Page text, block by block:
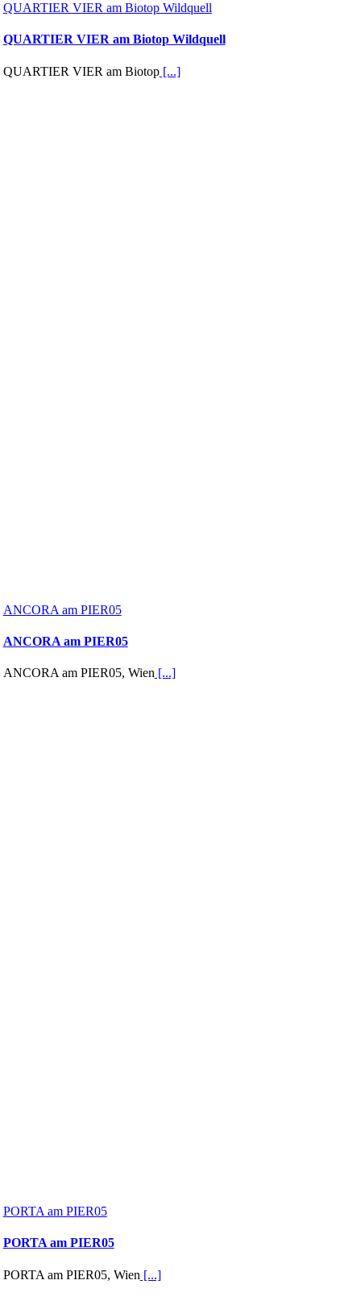
QUARTIER VIER am Biotop Wildquell
QUARTIER VIER am Biotop Wildquell
QUARTIER VIER am Biotop[...]
ANCORA am PIER05
ANCORA am PIER05
ANCORA am PIER05, Wien [...]
PORTA am PIER05
PORTA am PIER05
PORTA am PIER05, Wien [...]